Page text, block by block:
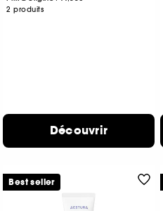
2 produits
Découvrir
Best seller